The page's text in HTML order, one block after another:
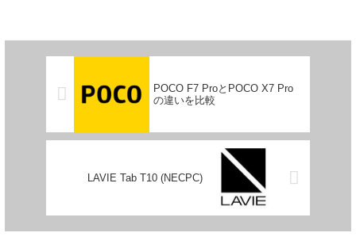
POCO F7 ProとPOCO X7 Pro
の違いを比較
LAVIE Tab T10 (NECPC)